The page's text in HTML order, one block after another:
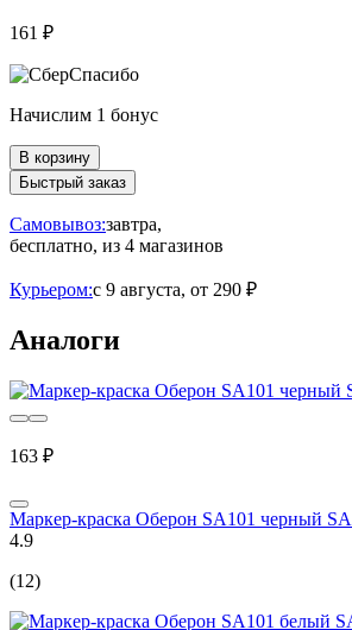
161 ₽
Начислим 1 бонус
В корзину
Быстрый заказ
Самовывоз:завтра,
бесплатно, из 4 магазинов
Курьером:c 9 августа, от 290 ₽
Аналоги
163 ₽
Маркер-краска Оберон SA101 черный
4.9
(12)